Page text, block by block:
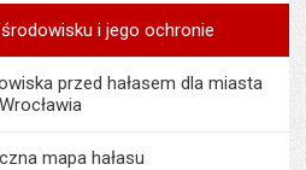
i jego ochronie
przed hałasem dla miasta
Wrocławia
mapa hałasu